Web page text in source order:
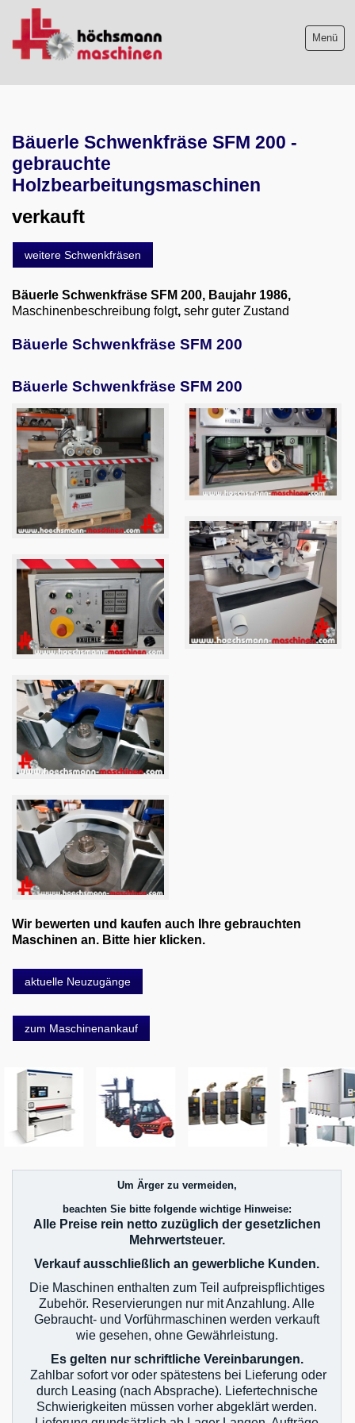
Menü
Maschinenankauf
Shop
Videos
Service
Wir über uns
Bäuerle Schwenkfräse SFM 200 -
gebrauchte
Holzbearbeitungsmaschinen
verkauft
weitere Schwenkfräsen
Bäuerle Schwenkfräse SFM 200, Baujahr 1986,
Maschinenbeschreibung folgt, sehr guter Zustand
Bäuerle Schwenkfräse SFM 200
Bäuerle Schwenkfräse SFM 200
Wir bewerten und kaufen auch Ihre gebrauchten
Maschinen an. Bitte hier klicken.
aktuelle Neuzugänge
zum Maschinenankauf
Um Ärger zu vermeiden,
beachten Sie bitte folgende wichtige Hinweise:
Alle Preise rein netto zuzüglich der gesetzlichen
Mehrwertsteuer.
Verkauf ausschließlich an gewerbliche Kunden.
Die Maschinen enthalten zum Teil aufpreispflichtiges
Zubehör. Reservierungen nur mit Anzahlung. Alle
Gebraucht- und Vorführmaschinen werden verkauft
wie gesehen, ohne Gewährleistung.
Es gelten nur schriftliche Vereinbarungen.
Zahlbar sofort vor oder spätestens bei Lieferung oder
durch Leasing (nach Absprache). Liefertechnische
Schwierigkeiten müssen vorher abgeklärt werden.